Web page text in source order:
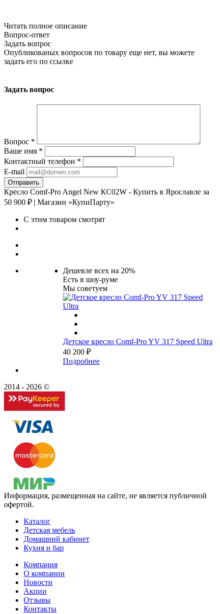
Читать полное описание
Вопрос-ответ
Задать вопрос
Опубликованых вопросов по товару еще нет, вы можете
задать его по ссылке
Задать вопрос
Вопрос *
Ваше имя *
Контактный телефон *
E-mail
Кресло Comf-Pro Angel New КС02W - Купить в Ярославле за
50 900 ₽ | Магазин «КупиПарту»
С этим товаром смотрят
Дешевле всех на 20%
Есть в шоу-руме
Мы советуем
Детское кресло Comf-Pro YV 317 Speed Ultra
40 200 ₽
Подробнее
2014 - 2026 ©
Информация, размещенная на сайте, не является публичной
офертой.
Каталог
Детская мебель
Домашний кабинет
Кухня и бар
Компания
О компании
Новости
Акции
Отзывы
Контакты